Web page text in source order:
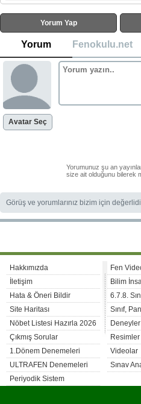
Yorum Yap
Yorum Fenokulu.net
Avatar Seç
Yorumunuz şu an
size ait olduğunu bilerek
Görüş ve yorumlarınız bizim için
Hakkımızda
İletişim
Hata & Öneri Bildir
Site Haritası
Nöbet Listesi Hazırla 2026
Çıkmış Sorular
1.Dönem Denemeleri
ULTRAFEN Denemeleri
Periyodik Sistem
Fen
Bilim
6.7.8.
Sınıf,
Deneyler
Resimler
Videolar
Sınav